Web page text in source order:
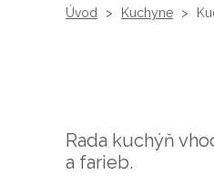
Úvod > Kuchyne >
Rada kuchýň
a farieb.